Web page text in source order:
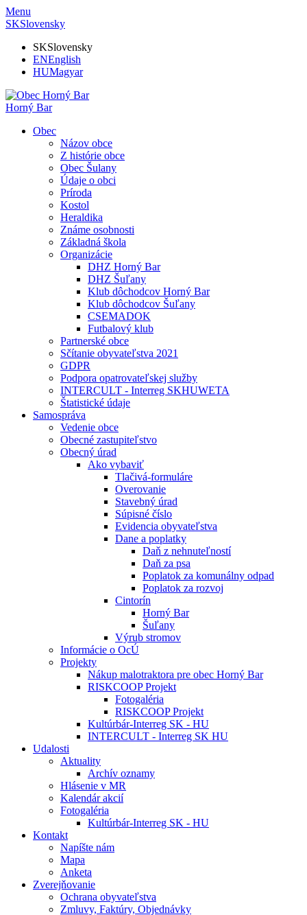
Menu
SKSlovensky
SKSlovensky
ENEnglish
HUMagyar
Horný Bar
Obec
Názov obce
Z histórie obce
Obec Šulany
Údaje o obci
Príroda
Kostol
Heraldika
Známe osobnosti
Základná škola
Organizácie
DHZ Horný Bar
DHZ Šuľany
Klub dôchodcov Horný Bar
Klub dôchodcov Šuľany
CSEMADOK
Futbalový klub
Partnerské obce
Sčítanie obyvateľstva 2021
GDPR
Podpora opatrovateľskej služby
INTERCULT - Interreg SKHUWETA
Štatistické údaje
Samospráva
Vedenie obce
Obecné zastupiteľstvo
Obecný úrad
Ako vybaviť
Tlačivá-formuláre
Overovanie
Stavebný úrad
Súpisné číslo
Evidencia obyvateľstva
Dane a poplatky
Daň z nehnuteľností
Daň za psa
Poplatok za komunálny odpad
Poplatok za rozvoj
Cintorín
Horný Bar
Šuľany
Výrub stromov
Informácie o OcÚ
Projekty
Nákup malotraktora pre obec Horný Bar
RISKCOOP Projekt
Fotogaléria
RISKCOOP Projekt
Kultúrbár-Interreg SK - HU
INTERCULT - Interreg SK HU
Udalosti
Aktuality
Archív oznamy
Hlásenie v MR
Kalendár akcií
Fotogaléria
Kultúrbár-Interreg SK - HU
Kontakt
Napíšte nám
Mapa
Anketa
Zverejňovanie
Ochrana obyvateľstva
Zmluvy, Faktúry, Objednávky